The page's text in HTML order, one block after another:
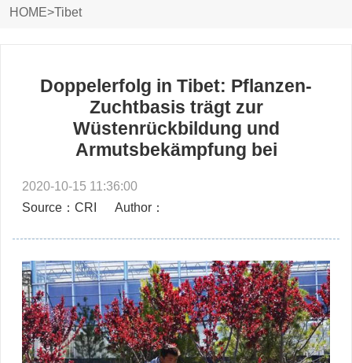
HOME>Tibet
Doppelerfolg in Tibet: Pflanzen-
Zuchtbasis trägt zur
Wüstenrückbildung und
Armutsbekämpfung bei
2020-10-15 11:36:00
Source：CRI
Author：